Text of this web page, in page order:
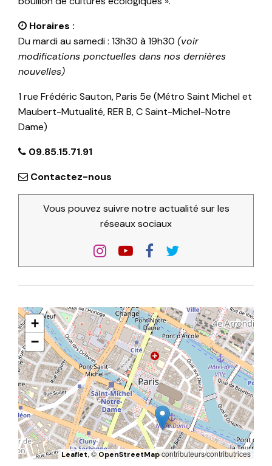
Horaires :
Du mardi au samedi : 13h30 à 19h30 (voir
modifications ponctuelles dans nos dernières
nouvelles)
1 rue Frédéric Sauton, Paris 5e (Métro Saint Michel et
Maubert-Mutualité, RER B, C Saint-Michel-Notre
Dame)
09.85.15.71.91
Contactez-nous
Vous pouvez suivre notre actualité sur les
réseaux sociaux
+
−
Leaflet, ©OpenStreetMapcontributeurs/contributrices